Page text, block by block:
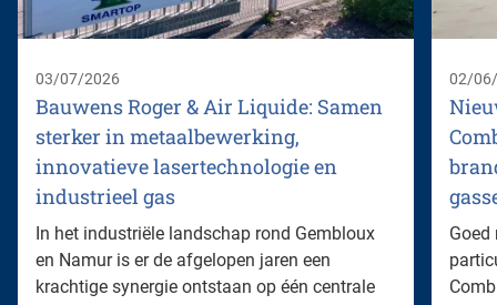
03/07/2026
Bauwens Roger & Air Liquide: Samen
sterker in metaalbewerking,
innovatieve lasertechnologie en
industrieel gas
In het industriële landschap rond Gembloux
en Namur is er de afgelopen jaren een
krachtige synergie ontstaan op één centrale
02/
Goed